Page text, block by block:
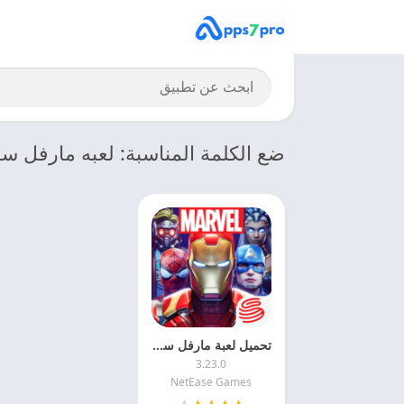
ضع الكلمة المناسبة: لعبه مارفل
تحميل لعبة مارفل سوبر وار Marvel Super War APK 2025 مجانا
3.23.0
NetEase Games